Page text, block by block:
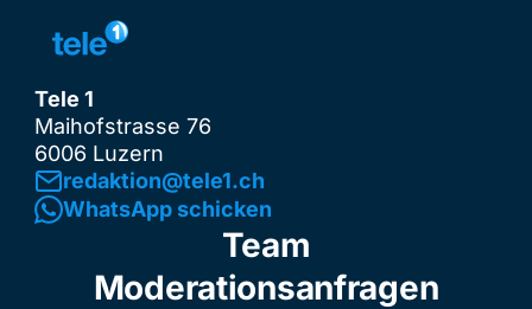
Tele 1
Maihofstrasse 76
6006 Luzern
redaktion@tele1.ch
WhatsApp schicken
Team
Moderationsanfragen